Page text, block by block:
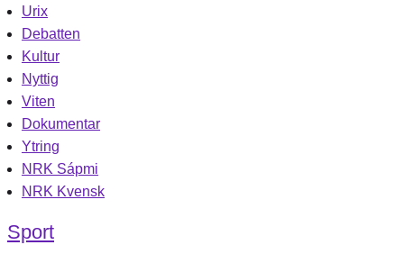
Urix
Debatten
Kultur
Nyttig
Viten
Dokumentar
Ytring
NRK Sápmi
NRK Kvensk
Sport